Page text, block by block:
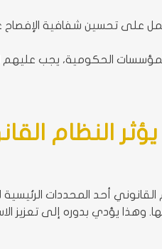
على تحسين شفافية الإفصاح
الحكومية، يجب عليهم
النظام
القانوني أحد المحددات
وهذا يؤدي بدوره إلى تعزيز